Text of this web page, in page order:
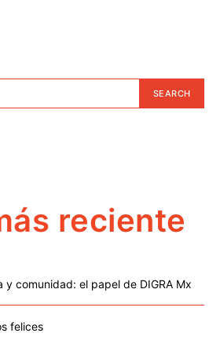
SEARCH
reciente
y comunidad: el papel de DIGRA Mx
felices